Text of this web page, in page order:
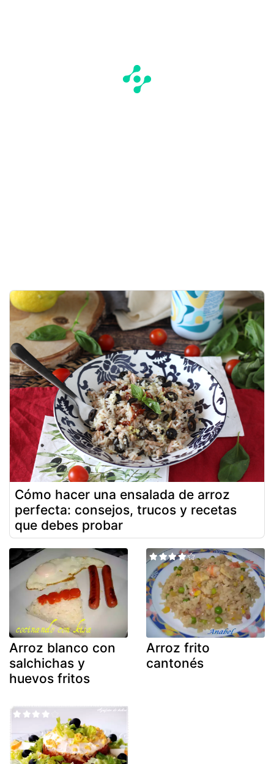
Cómo hacer una ensalada de arroz
perfecta: consejos, trucos y recetas
que debes probar
Arroz blanco con
salchichas y
huevos fritos
Arroz frito
cantonés